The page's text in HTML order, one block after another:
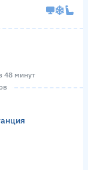
48 минут